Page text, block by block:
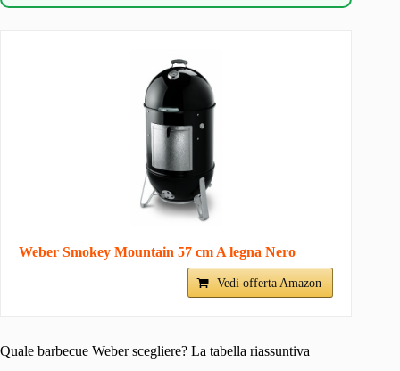
Weber Smokey Mountain 57 cm A legna Nero
Vedi offerta Amazon
Quale barbecue Weber scegliere? La tabella riassuntiva